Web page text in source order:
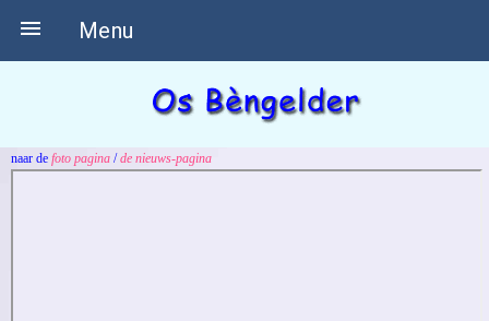
Menu

naar de foto pagina /de nieuws-pagina